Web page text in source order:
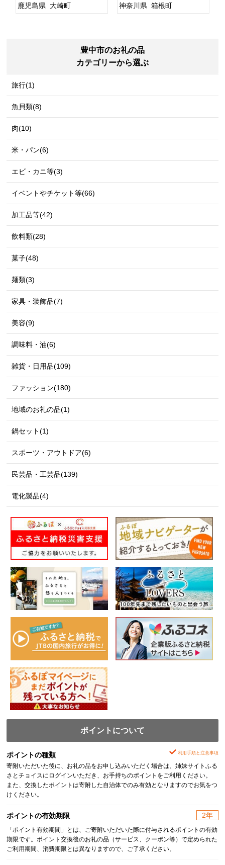
鹿児島県 大崎町 神奈川県 箱根町
豊中市のお礼の品
カテゴリーから選ぶ
旅行(1)
魚貝類(8)
肉(10)
米・パン(6)
エビ・カニ等(3)
イベントやチケット等(66)
加工品等(42)
飲料類(28)
菓子(48)
麺類(3)
家具・装飾品(7)
美容(9)
調味料・油(6)
雑貨・日用品(109)
ファッション(180)
地域のお礼の品(1)
鍋セット(1)
スポーツ・アウトドア(6)
民芸品・工芸品(139)
電化製品(4)
ポイントについて
ポイントの種類 利用手順と注意事項
寄附いただいた後に、お礼の品をお申し込みいただく場合は、姉妹サイトふる
さとチョイスにログインいただき、お手持ちのポイントをご利用ください。
また、交換したポイントは寄附した自治体でのみ有効となりますのでお気をつ
けください。
ポイントの有効期限 2年
「ポイント有効期間」とは、ご寄附いただいた際に付与されるポイントの有効
期限です。ポイント交換後のお礼の品（サービス、クーポン等）で定められた
ご利用期間、消費期限とは異なりますので、ご了承ください。